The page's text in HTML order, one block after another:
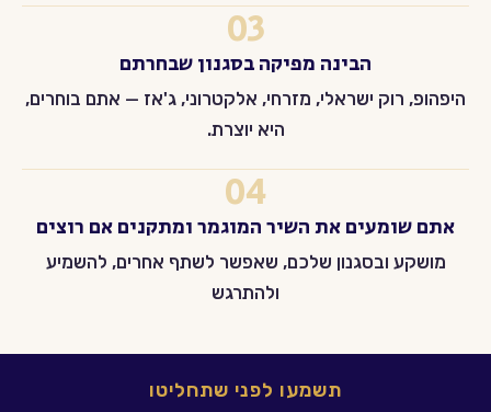
03
הבינה מפיקה בסגנון שבחרתם
היפהופ, רוק ישראלי, מזרחי, אלקטרוני, ג'אז — אתם בוחרים,
היא יוצרת.
04
אתם שומעים את השיר המוגמר ומתקנים אם רוצים
מושקע ובסגנון שלכם, שאפשר לשתף אחרים, להשמיע
ולהתרגש
תשמעו לפני שתחליטו